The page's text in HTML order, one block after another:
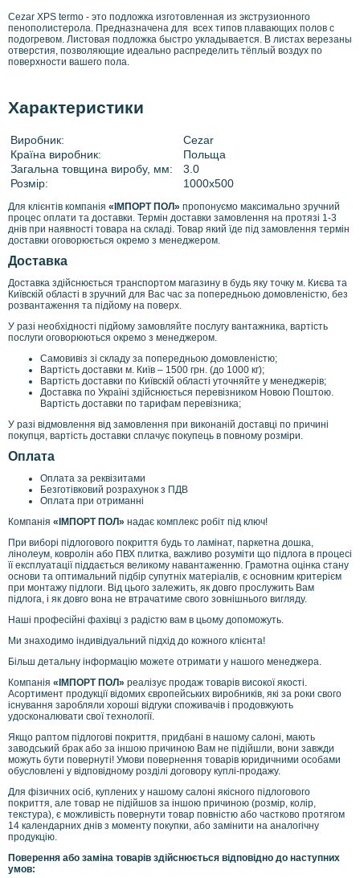
Cezar XPS termo - это подложка изготовленная из экструзионного
пенополистерола. Предназначена для всех типов плавающих полов с
подогревом. Листовая подложка быстро укладывается. В листах верезаны
отверстия, позволяющие идеально распределить тёплый воздух по
поверхности вашего пола.
Характеристики
Виробник:
Cezar
Країна виробник:
Польща
Загальна товщина виробу, мм:
3.0
Розмір:
1000х500
Для клієнтів компанія «ІМПОРТ ПОЛ» пропонуємо максимально зручний
процес оплати та доставки. Термін доставки замовлення на протязі 1-3
днів при наявності товара на складі. Товар який їде під замовлення термін
доставки оговорюється окремо з менеджером.
Доставка
Доставка здійснюється транспортом магазину в будь яку точку м. Києва та
Київскій області в зручний для Вас час за попередньою домовленістю, без
розвантаження та підйому на поверх.
У разі необхідності підйому замовляйте послугу вантажника, вартість
послуги оговорюються окремо з менеджером.
Самовивіз зі складу за попередньою домовленістю;
Вартість доставки м. Київ – 1500 грн. (до 1000 кг);
Вартість доставки по Київскій області уточняйте у менеджерів;
Доставка по Україні здійснюється перевізником Новою Поштою.
Вартість доставки по тарифам перевізника;
У разі відмовлення від замовлення при виконаній доставці по причині
покупця, вартість доставки сплачує покупець в повному розміри.
Оплата
Оплата за реквізитами
Безготівковий розрахунок з ПДВ
Оплата при отриманні
Компанія «ІМПОРТ ПОЛ» надає комплекс робіт під ключ!
При виборі підлогового покриття будь то ламінат, паркетна дошка,
лінолеум, ковролін або ПВХ плитка, важливо розуміти що підлога в процесі
її експлуатації піддається великому навантаженню. Грамотна оцінка стану
основи та оптимальний підбір супутніх матеріалів, є основним критерієм
при монтажу підлоги. Від цього залежить, як довго прослужить Вам
підлога, і як довго вона не втрачатиме свого зовнішнього вигляду.
Наші професійні фахівці з радістю вам в цьому допоможуть.
Ми знаходимо індивідуальний підхід до кожного клієнта!
Більш детальну інформацію можете отримати у нашого менеджера.
Компанія «ІМПОРТ ПОЛ» реалізує продаж товарів високої якості.
Асортимент продукції відомих європейських виробників, які за роки свого
існування заробляли хороші відгуки споживачів і продовжують
удосконалювати свої технології.
Якщо раптом підлогові покриття, придбані в нашому салоні, мають
заводський брак або за іншою причиною Вам не підійшли, вони завжди
можуть бути повернуті! Умови повернення товарів юридичними особами
обусловлені у відповідному розділі договору куплі-продажу.
Для фізичних осіб, куплених у нашому салоні якісного підлогового
покриття, але товар не підійшов за іншою причиною (розмір, колір,
текстура), є можливість повернути товар повністю або частково протягом
14 календарних днів з моменту покупки, або замінити на аналогічну
продукцію.
Поверення або заміна товарів здійснюється відповідно до наступних
умов: